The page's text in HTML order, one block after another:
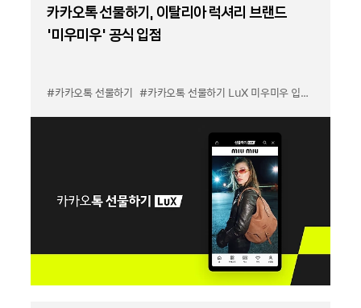
카카오톡 선물하기, 이탈리아 럭셔리 브랜드
'미우미우' 공식 입점
#카카오톡 선물하기 #카카오톡 선물하기 LuX 미우미우 입점